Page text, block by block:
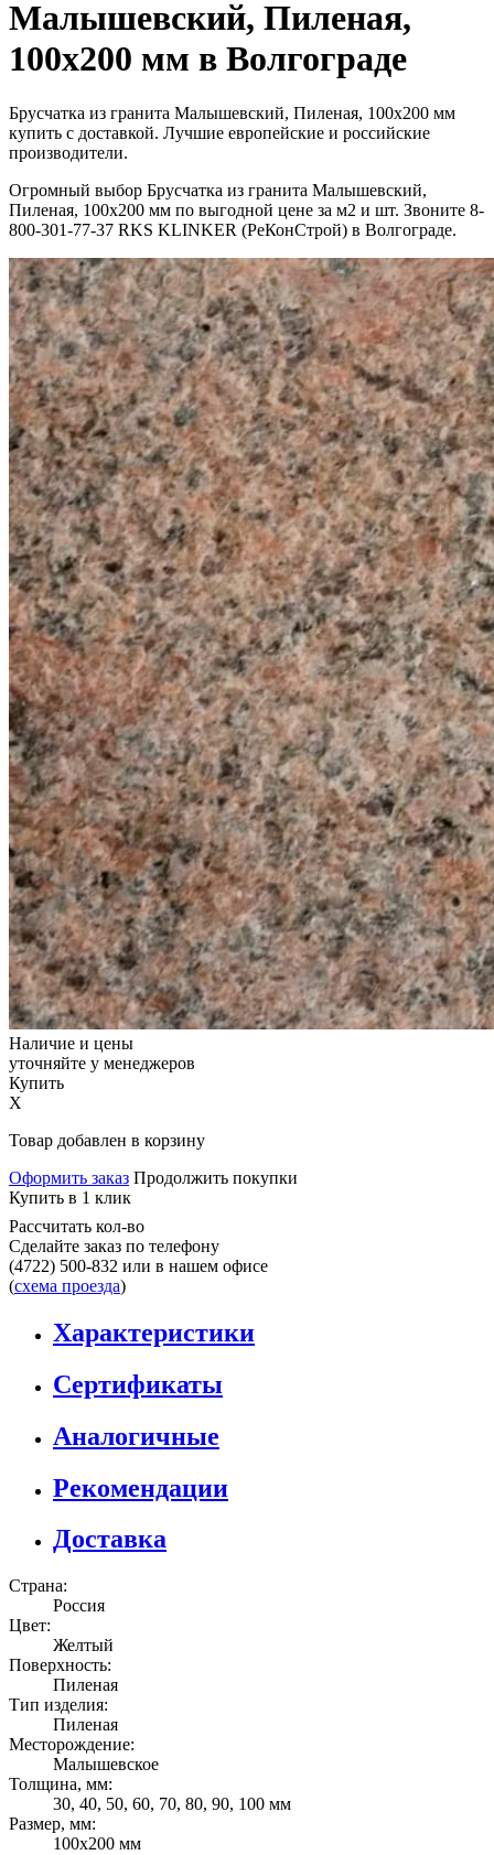
Малышевский, Пиленая,
100х200 мм в Волгограде
Брусчатка из гранита Малышевский, Пиленая, 100х200 мм
купить с доставкой. Лучшие европейские и российские
производители.
Огромный выбор Брусчатка из гранита Малышевский,
Пиленая, 100х200 мм по выгодной цене за м2 и шт. Звоните 8-
800-301-77-37 RKS KLINKER (РеКонСтрой) в Волгограде.
Наличие и цены
уточняйте у менеджеров
Купить
X
Товар добавлен в корзину
Оформить заказ Продолжить покупки
Купить в 1 клик
Рассчитать кол-во
Сделайте заказ по телефону
(4722) 500-832 или в нашем офисе
(схема проезда)
Характеристики
Сертификаты
Аналогичные
Рекомендации
Доставка
Страна:
Россия
Цвет:
Желтый
Поверхность:
Пиленая
Тип изделия:
Пиленая
Месторождение:
Малышевское
Толщина, мм:
30, 40, 50, 60, 70, 80, 90, 100 мм
Размер, мм:
100х200 мм